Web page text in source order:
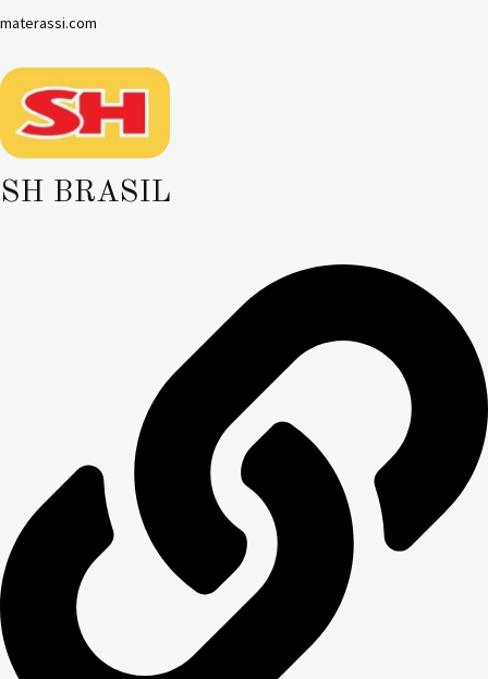
materassi.com
SH BRASIL